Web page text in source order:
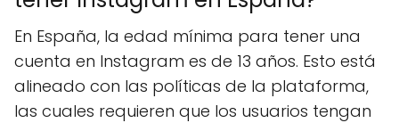
En España, la edad mínima para tener una
cuenta en Instagram es de 13 años. Esto está
alineado con las políticas de la plataforma,
las cuales requieren que los usuarios tengan